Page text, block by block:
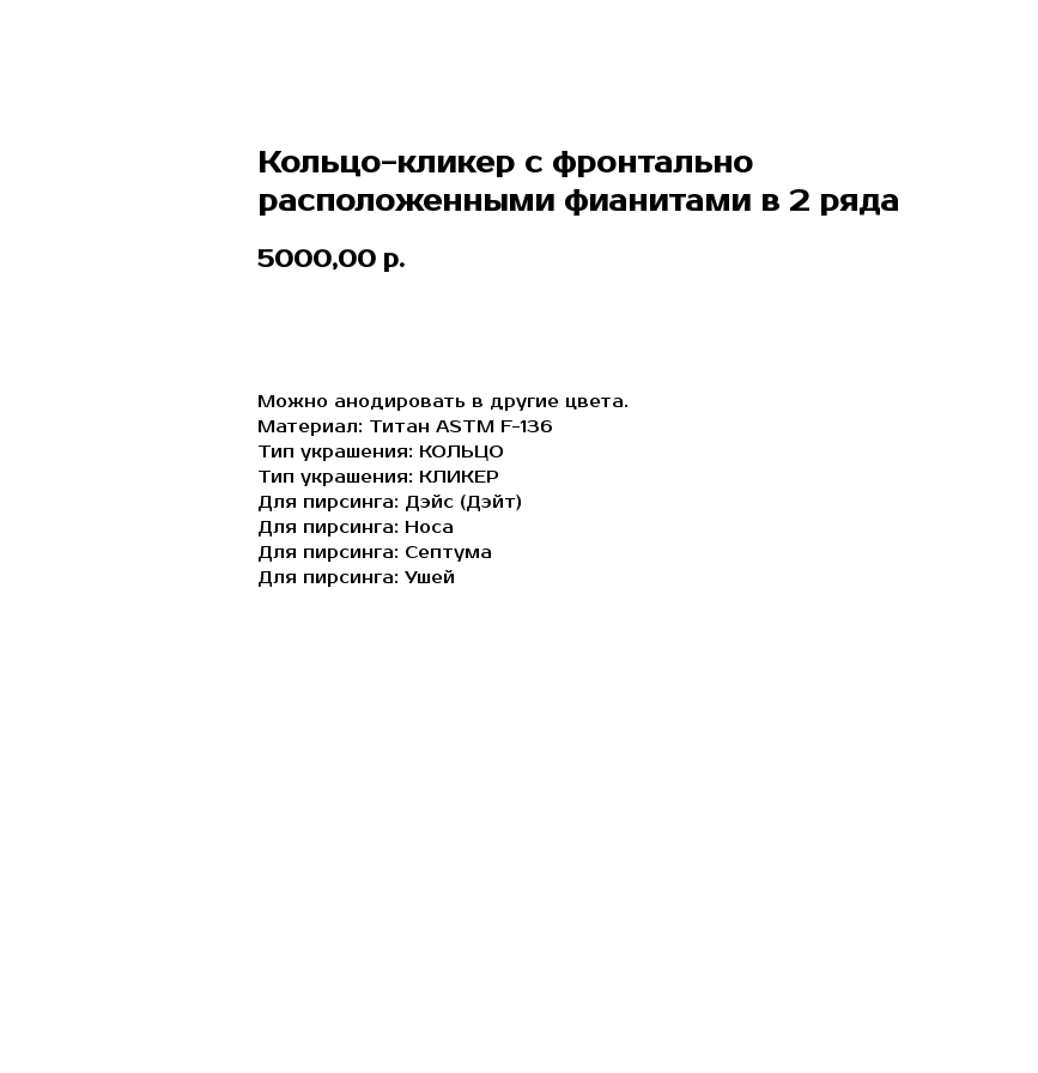
Кольцо-кликер с фронтально
расположенными фианитами в 2 ряда
5000,00 р.
Можно анодировать в другие цвета.
Материал: Титан ASTM F-136
Тип украшения: КОЛЬЦО
Тип украшения: КЛИКЕР
Для пирсинга: Дэйс (Дэйт)
Для пирсинга: Носа
Для пирсинга: Септума
Для пирсинга: Ушей